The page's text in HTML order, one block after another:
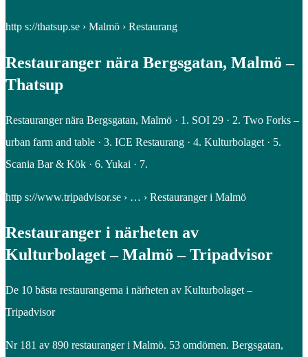
http s://thatsup.se › Malmö › Restaurang
Restauranger nära Bergsgatan, Malmö –
Thatsup
Restauranger nära Bergsgatan, Malmö · 1. SOI 29 · 2. Two Forks –
urban farm and table · 3. ICE Restaurang · 4. Kulturbolaget · 5.
Scania Bar & Kök · 6. Yukai · 7.
http s://www.tripadvisor.se › … › Restauranger i Malmö
Restauranger i närheten av
Kulturbolaget – Malmö – Tripadvisor
De 10 bästa restaurangerna i närheten av Kulturbolaget –
Tripadvisor
Nr 181 av 890 restauranger i Malmö. 53 omdömen. Bergsgatan,